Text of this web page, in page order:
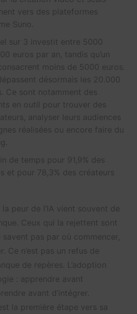
vers des plateformes
Suno.
sur 3 investit entre 5000
euros par an, tandis qu’un
moins de 5000 euros.
désormais les 20.000
Ce sont notamment des
en outil pour trouver des
analyser leurs audiences
réalisées ou encore faire du
de temps pour 91,9% des
et pour 78,3% des créateurs
la peur de l’IA vient souvent de
Ceux qui la rejettent sont
pas par où commencer,
Ce n’est pas un refus de
de repères. L’adoption
: apprendre avant
avant d’intégrer.
la première étape vers sa